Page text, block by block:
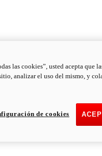
las cookies”, usted acepta que
analizar el uso del mismo, y
de cookies